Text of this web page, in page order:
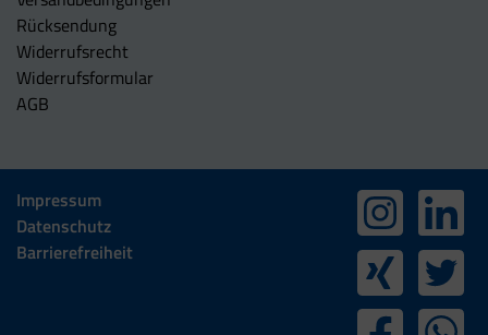
Rücksendung
Widerrufsrecht
Widerrufsformular
AGB
Impressum
Datenschutz
Barrierefreiheit